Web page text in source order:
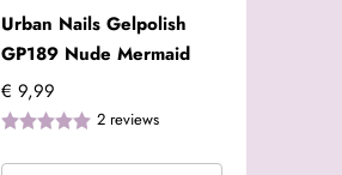
Urban Nails Gelpolish
GP189 Nude Mermaid
€ 9,99
2 reviews